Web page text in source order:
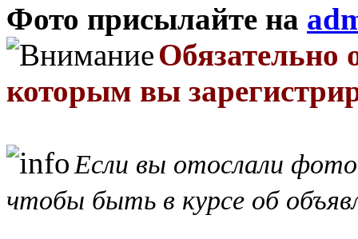
Фото присылайте на
Обязательно
которым вы
Если вы отослали
чтобы быть в курсе об